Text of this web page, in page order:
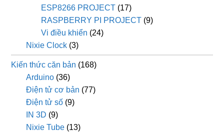
ESP8266 PROJECT (17)
RASPBERRY PI PROJECT (9)
Vi điều khiển (24)
Nixie Clock (3)
Kiến thức căn bản (168)
Arduino (36)
Điện tử cơ bản (77)
Điện tử số (9)
IN 3D (9)
Nixie Tube (13)